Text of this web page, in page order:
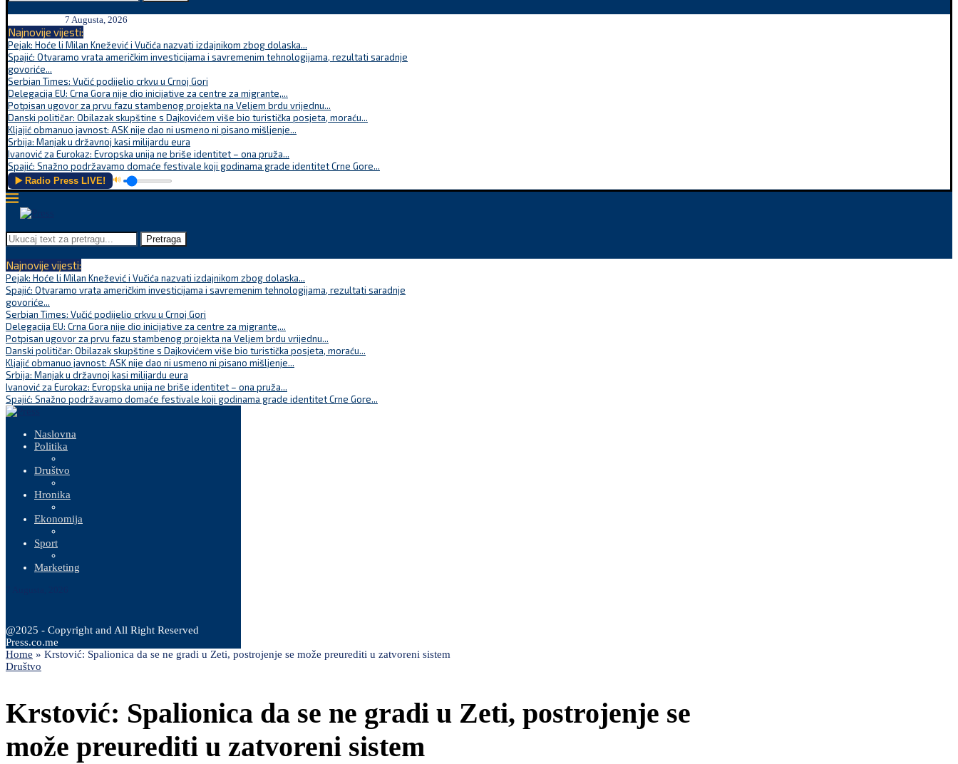
7 Augusta, 2026
Najnovije vijesti:
Pejak: Hoće li Milan Knežević i Vučića nazvati izdajnikom zbog dolaska...
Spajić: Otvaramo vrata američkim investicijama i savremenim tehnologijama, rezultati saradnje
govoriće...
Serbian Times: Vučić podijelio crkvu u Crnoj Gori
Delegacija EU: Crna Gora nije dio inicijative za centre za migrante,...
Potpisan ugovor za prvu fazu stambenog projekta na Veljem brdu vrijednu...
Danski političar: Obilazak skupštine s Dajkovićem više bio turistička posjeta, moraću...
Kljajić obmanuo javnost: ASK nije dao ni usmeno ni pisano mišljenje...
Srbija: Manjak u državnoj kasi milijardu eura
Ivanović za Eurokaz: Evropska unija ne briše identitet – ona pruža...
Spajić: Snažno podržavamo domaće festivale koji godinama grade identitet Crne Gore...
▶️ Radio Press LIVE! 🔊
Pretraga
Najnovije vijesti:
Pejak: Hoće li Milan Knežević i Vučića nazvati izdajnikom zbog dolaska...
Spajić: Otvaramo vrata američkim investicijama i savremenim tehnologijama, rezultati saradnje
govoriće...
Serbian Times: Vučić podijelio crkvu u Crnoj Gori
Delegacija EU: Crna Gora nije dio inicijative za centre za migrante,...
Potpisan ugovor za prvu fazu stambenog projekta na Veljem brdu vrijednu...
Danski političar: Obilazak skupštine s Dajkovićem više bio turistička posjeta, moraću...
Kljajić obmanuo javnost: ASK nije dao ni usmeno ni pisano mišljenje...
Srbija: Manjak u državnoj kasi milijardu eura
Ivanović za Eurokaz: Evropska unija ne briše identitet – ona pruža...
Spajić: Snažno podržavamo domaće festivale koji godinama grade identitet Crne Gore...
Naslovna
Politika
Društvo
Hronika
Ekonomija
Sport
Marketing
@2025 - Copyright and All Right Reserved
Press.co.me
Home » Krstović: Spalionica da se ne gradi u Zeti, postrojenje se može preurediti u zatvoreni sistem
Društvo
Krstović: Spalionica da se ne gradi u Zeti, postrojenje se
može preurediti u zatvoreni sistem